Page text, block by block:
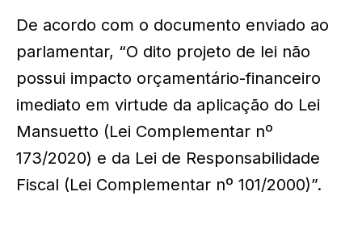
De acordo com o documento enviado ao
parlamentar, “O dito projeto de lei não
possui impacto orçamentário-financeiro
imediato em virtude da aplicação do Lei
Mansuetto (Lei Complementar nº
173/2020) e da Lei de Responsabilidade
Fiscal (Lei Complementar nº 101/2000)”.